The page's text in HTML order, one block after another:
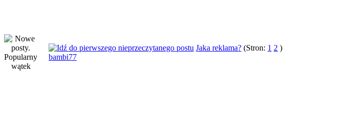
Jaka reklama? (Stron: 1 2 )
bambi77